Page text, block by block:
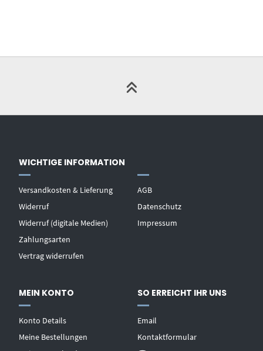
WICHTIGE INFORMATION
Versandkosten & Lieferung
Widerruf
Widerruf (digitale Medien)
Zahlungsarten
Vertrag widerrufen
AGB
Datenschutz
Impressum
MEIN KONTO
Konto Details
Meine Bestellungen
SO ERREICHT IHR UNS
Email
Kontaktformular